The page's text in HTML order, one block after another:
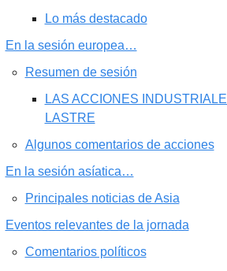
Lo más destacado
En la sesión europea…
Resumen de sesión
LAS ACCIONES
LASTRE
Algunos comentarios de acciones
En la sesión asíatica…
Principales noticias de Asia
Eventos relevantes de la jornada
Comentarios políticos